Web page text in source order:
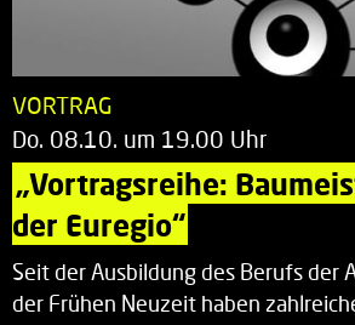
VORTRAG
Do. 08.10. um 19.00 Uhr
„Vortragsreihe:
der Euregio“
Seit der Ausbildung des Berufs der
der Frühen Neuzeit haben